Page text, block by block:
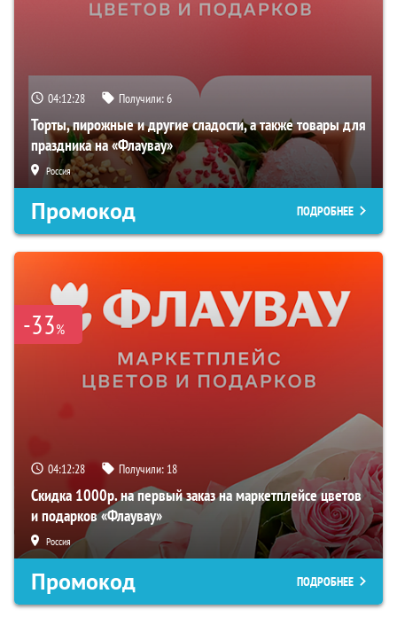
04:12:27 Получили:6
Торты, пирожные и другие сладости, а также товары для
праздника на «Флаувау»
Россия
Промокод ПОДРОБНЕЕ
-33%
04:12:27 Получили: 18
Скидка 1000р. на первый заказ на маркетплейсе цветов
и подарков «Флаувау»
Россия
Промокод ПОДРОБНЕЕ